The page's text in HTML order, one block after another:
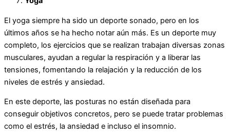
El yoga siempre ha sido un deporte sonado, pero en los
últimos años se ha hecho notar aún más. Es un deporte muy
completo, los ejercicios que se realizan trabajan diversas zonas
musculares, ayudan a regular la respiración y a liberar las
tensiones, fomentando la relajación y la reducción de los
niveles de estrés y ansiedad.
En este deporte, las posturas no están diseñada para
conseguir objetivos concretos, pero se puede tratar problemas
como el estrés, la ansiedad e incluso el insomnio.